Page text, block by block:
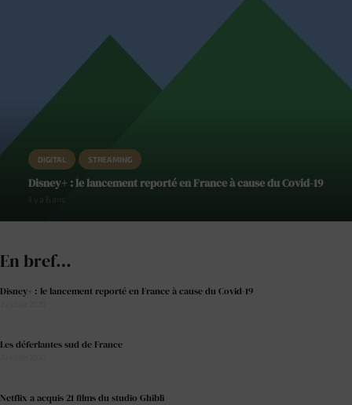
DIGITAL STREAMING
Disney+ : le lancement reporté en France à cause du Covid-19
il y a 6 ans
En bref…
Disney+ : le lancement reporté en France à cause du Covid-19
Les déferlantes sud de France
Netflix a acquis 21 films du studio Ghibli